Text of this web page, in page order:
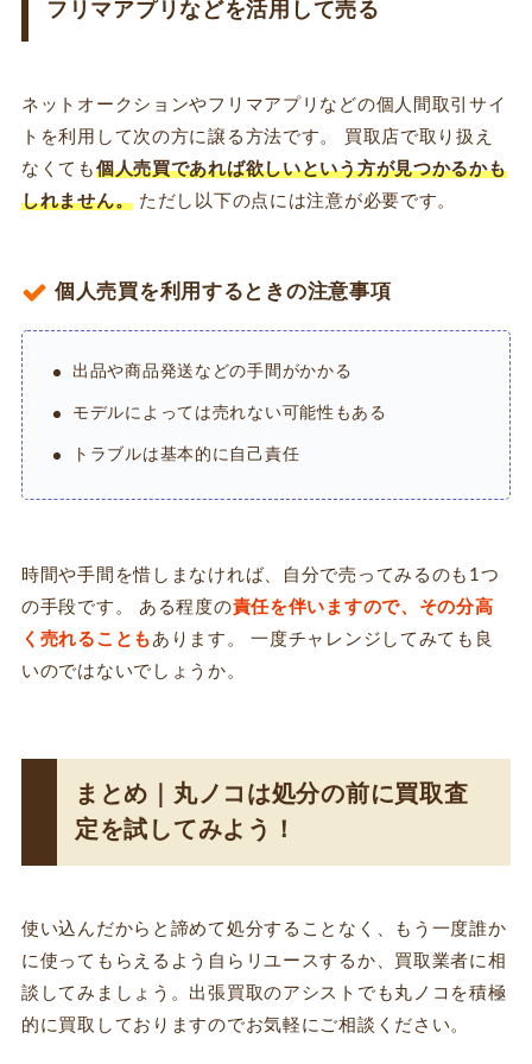
フリマアプリなどを活用して売る
ネットオークションやフリマアプリなどの個人間取引サイ
トを利用して次の方に譲る方法です。 買取店で取り扱え
なくても 個人売買であれば欲しいという方が見つかるかも
しれません。 ただし以下の点には注意が必要です。
個人売買を利用するときの注意事項
出品や商品発送などの手間がかかる
モデルによっては売れない可能性もある
トラブルは基本的に自己責任
時間や手間を惜しまなければ、自分で売ってみるのも1つ
の手段です。 ある程度の責任を伴いますので、その分高
く売れることも あります。 一度チャレンジしてみても良
いのではないでしょうか。
まとめ｜丸ノコは処分の前に買取査
定を試してみよう！
使い込んだからと諦めて処分することなく、もう一度誰か
に使ってもらえるよう自らリユースするか、買取業者に相
談してみましょう。出張買取のアシストでも丸ノコを積極
的に買取しておりますのでお気軽にご相談ください。